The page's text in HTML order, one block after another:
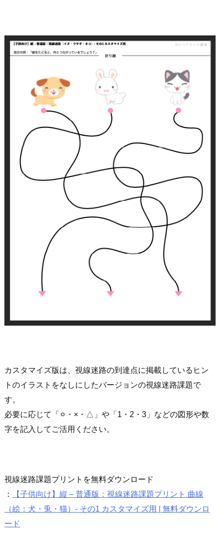
カスタマイズ版は、視線迷路の到達点に掲載しているヒン
トのイラストをなしにしたバージョンの視線迷路課題で
す。
必要に応じて「⚪︎・×・△」や「1・2・3」などの図形や数
字を記入してご活用ください。
視線迷路課題プリントを無料ダウンロード
：
【子供向け】縦 – 普通版：視線迷路課題プリント 曲線
（絵：犬・兎・猫）- その1 カスタマイズ用 | 無料ダウンロ
ード